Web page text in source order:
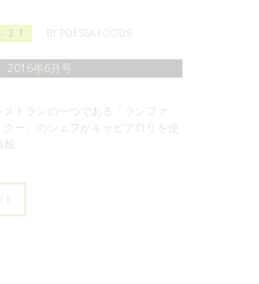
27 BY POESSA FOODS
ストランの一つである「ランファ
」のシェフがキャビアロリを使